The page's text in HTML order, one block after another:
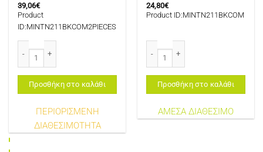
39,06€
Product
ID:MINTN211BKCOM2PIECES
Προσθήκη στο καλάθι
ΠΕΡΙΟΡΙΣΜΕΝΗ
ΔΙΑΘΕΣΙΜΟΤΗΤΑ
24,80€
Product ID:MINTN211BKCOM
Προσθήκη στο καλάθι
ΑΜΕΣΑ ΔΙΑΘΕΣΙΜΟ